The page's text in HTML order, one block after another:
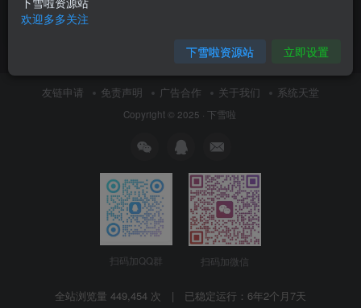
日常随笔
10月18日 14:28
友链申请 免责声明 广告合作 关于我们 系统天堂
Copyright © 2025 · 下雪啦
扫码加QQ群 扫码加微信
全站浏览量 449,454 次 | 已稳定运行： 6年2个月7天
欢迎多多关注
下雪啦资源站 立即设置